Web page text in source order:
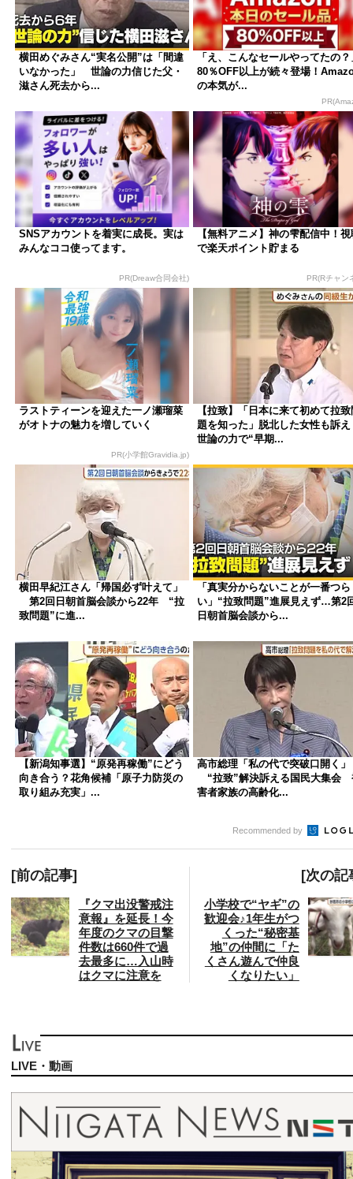
横田めぐみさん“実名公開”は「間違
いなかった」 世論の力信じた父・
滋さん死去から...
「え、こんなセールやってたの？
80％OFF以上が続々登場！
の本気が...
SNSアカウントを着実に成長。実は
みんなココ使ってます。
PR(Dreaw合同会社)
【無料アニメ】神の雫配信中！視
で楽天ポイント貯まる
PR(Rチャン
ラストティーンを迎えた一ノ瀬瑠菜
がオトナの魅力を増していく
PR(小学館Gravidia.jp)
【拉致】「日本に来て初めて拉致
題を知った」脱北した女性も訴
世論の力で“早期...
横田早紀江さん「帰国必ず叶えて」
第2回日朝首脳会談から22年 “拉
致問題”に進...
「真実分からないことが一番つら
い」“拉致問題”進展見えず…第2
日朝首脳会談から...
【新潟知事選】“原発再稼働”にどう
向き合う？花角候補「原子力防災の
取り組み充実」...
高市総理「私の代で突破口開く」
“拉致”解決訴える国民大集会
害者家族の高齢化...
Recommended by
[前の記事]
『クマ出没警戒注
意報』を延長！今
年度のクマの目撃
件数は660件で過
去最多に…入山時
はクマに注意を
[次の記
小学校で“ヤギ”の
歓迎会♪1年生がつ
くった“秘密基
地”の仲間に「た
くさん遊んで仲良
くなりたい」
LIVE・動画